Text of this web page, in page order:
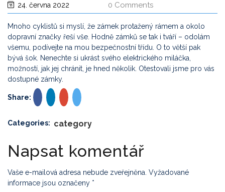
24. června 2022 0 Comments
Mnoho cyklistů si myslí, že zámek protažený rámem a okolo
dopravní značky řeší vše. Hodně zámků se tak i tváří – odolám
všemu, podívejte na mou bezpečnostní třídu. O to větší pak
bývá šok. Nenechte si ukrást svého elektrického miláčka,
možností, jak jej chránit, je hned několik. Otestovali jsme pro vás
dostupné zámky.
Share:
Categories: category
Napsat komentář
Vaše e-mailová adresa nebude zveřejněna. Vyžadované
informace jsou označeny *